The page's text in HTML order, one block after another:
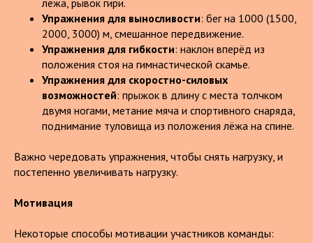
Упражнения для выносливости: бег на 1000 (1500,
2000, 3000) м, смешанное передвижение.
Упражнения для гибкости: наклон вперёд из
положения стоя на гимнастической скамье.
Упражнения для скоростно-силовых
возможностей: прыжок в длину с места толчком
двумя ногами, метание мяча и спортивного снаряда,
поднимание туловища из положения лёжа на спине.
Важно чередовать упражнения, чтобы снять нагрузку, и
постепенно увеличивать нагрузку.
Мотивация
Некоторые способы мотивации участников команды: